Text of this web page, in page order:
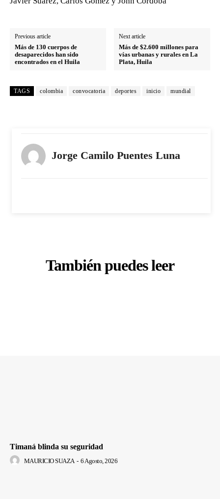
Previous article
Más de 130 cuerpos de
desaparecidos han sido
encontrados en el Huila
Next article
Más de $2.600 millones para
vías urbanas y rurales en La
Plata, Huila
TAGS colombia convocatoria deportes inicio mundial
Jorge Camilo Puentes Luna
También puedes leer
Timaná blinda su seguridad
MAURICIO SUAZA - 6 Agosto, 2026